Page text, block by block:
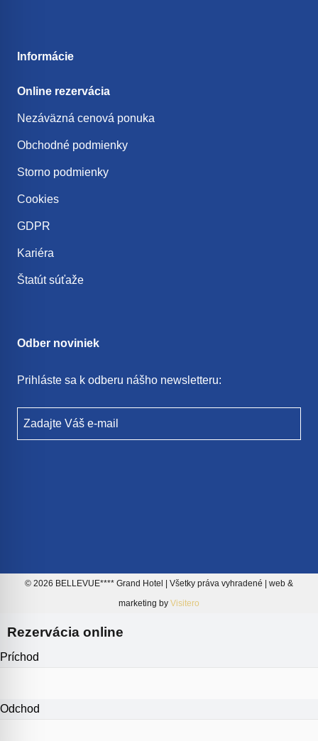
Informácie
Online rezervácia
Nezáväzná cenová ponuka
Obchodné podmienky
Storno podmienky
Cookies
GDPR
Kariéra
Štatút súťaže
Odber noviniek
Prihláste sa k odberu nášho newsletteru:
Zadajte Váš e-mail
© 2026 BELLEVUE**** Grand Hotel | Všetky práva vyhradené | web &
marketing by Visitero
Rezervácia online
Príchod
Odchod